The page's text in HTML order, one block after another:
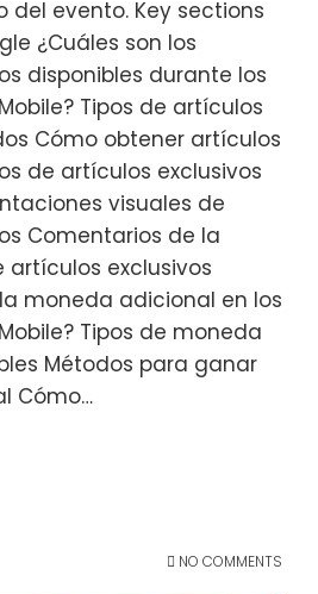
del evento. Key sections
¿Cuáles son los
disponibles durante los
Tipos de artículos
Cómo obtener artículos
de artículos exclusivos
visuales de
Comentarios de la
exclusivos
moneda adicional en los
Tipos de moneda
Métodos para ganar
Cómo…
NO COMMENTS